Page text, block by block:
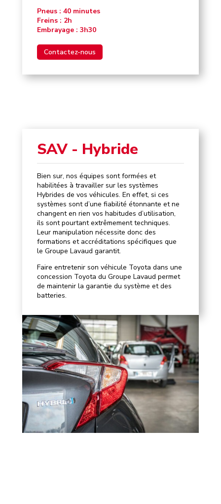
Pneus : 40 minutes
Freins : 2h
Embrayage : 3h30
Contactez-nous
SAV - Hybride
Bien sur, nos équipes sont formées et
habilitées à travailler sur les systèmes
Hybrides de vos véhicules. En effet, si ces
systèmes sont d’une fiabilité étonnante et ne
changent en rien vos habitudes d’utilisation,
ils sont pourtant extrêmement techniques.
Leur manipulation nécessite donc des
formations et accréditations spécifiques que
le Groupe Lavaud garantit.
Faire entretenir son véhicule Toyota dans une
concession Toyota du Groupe Lavaud permet
de maintenir la garantie du système et des
batteries.